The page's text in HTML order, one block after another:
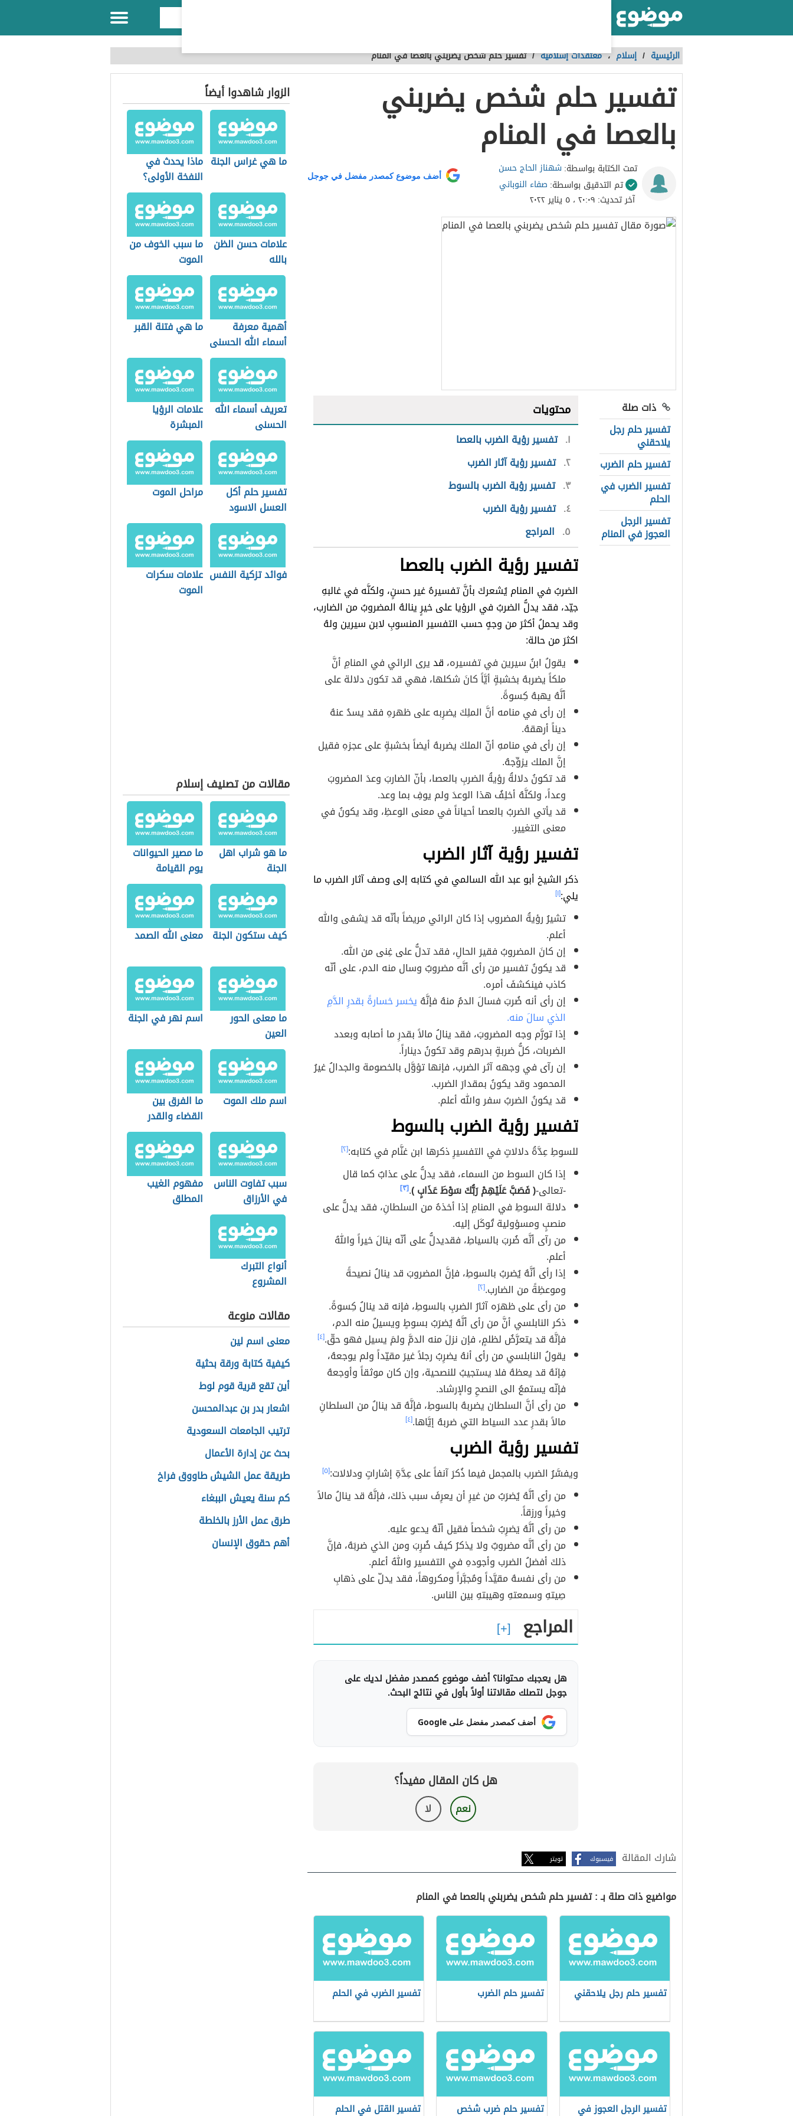
الرئيسية / إسلام ،معتقدات إسلامية /تفسير حلم شخص يضربني بالعصا في المنام
تفسير حلم شخص يضربني
بالعصا في المنام
تمت الكتابة بواسطة:شهناز الحاج حسن
تم التدقيق بواسطة: صفاء النوباني
آخر تحديث: ٢٠:٠٩ ، ٥ يناير ٢٠٢٢
أضف موضوع كمصدر مفضل في جوجل
ذات صلة
تفسير حلم رجل
يلاحقني
تفسير حلم الضرب
تفسير الضرب في
الحلم
تفسير الرجل
العجوز في المنام
محتويات
١ تفسير رؤية الضرب بالعصا
٢ تفسير رؤية آثار الضرب
٣ تفسير رؤية الضرب بالسوط
٤ تفسير رؤية الضرب
٥ المراجع
تفسير رؤية الضرب بالعصا
الضربُ في المنام يُشعركَ بأنَّ تفسيرهُ غير حسنٍ، ولكنَّه في غالبهِ
جيّد، فقد يدلُّ الضربُ في الرؤيا على خيرٍ ينالهُ المضروبُ من الضارب،
وقد يحملُ أكثرَ من وجهٍ حسب التفسير المنسوبِ لابن سيرين ولهُ
اكثرَ من حالة:
يقولُ ابنُ سيرين في تفسيره، قديرى الرائي في المنامِ أنَّ
ملكاً يضربهُ بخشبةٍ أيَّاً كانَ شكلها، فهي قد تكون دلالة على
أنَّهُ يهبهُ كِسوةً.
إن رأى في منامه أنَّ الملِكَ يضرِبه على ظهرهِ فقد يسدُ عنهُ
ديناً أرهقهُ.
إن رأى في منامهِ أنّ الملكَ يضربهُ أيضاً بخشبةٍ على عجزهِ فقيل
إنَّ الملك يزوِّجهُ.
قد تكونُ دلالةُ رؤيةُ الضربِ بالعصا، بأنّ الضاربَ وعدَ المضروبَ
وعداً، ولكنَّهُ أخلِفُ هذا الوعدَ ولم يوفِ بما وعد.
قد يأتي الضربُ بالعصا أحياناً في معنى الوعظِ، وقد يكونُ في
معنى التغيير.
تفسير رؤية آثار الضرب
ذكر الشيخ أبو عبد الله السالمي في كتابه إلى وصف آثار الضرب ما
يلي:[١]
تشيرُ رؤيةُ المضروب إذا كان الرائي مريضاً بأنّه قد يَشفى والله
أعلم.
إن كانَ المضروبُ فقيرَ الحالِ، فقد تدلُّ على غِنى من الله.
قد يكونُ تفسير من رأى أنَّه مضروبٌ وسال منه الدم، على أنّه
كاذب فينكشفَ أمره.
إن رأى أنه ضُربَ فسالَ الدمُ منهُ فإنَّهُ يخسر خسارةً بقدرِ الدَّمِ
الذي سالَ منه.
إذا تورَّم وجه المضروبَ، فقد ينالُ مالاً بقدرِ ما أصابه وبعدد
الضربات، كلُّ ضربةٍ بدرهم وقد تكونُ ديناراً.
إن رآى في وجهه آثر الضرب، فإنها تؤوَّل بالخصومة والجدالُ غيرُ
المحمود وقد يكونُ بمقدارَ الضرب.
قد يكونُ الضربُ سفر والله أعلم.
تفسير رؤية الضرب بالسوط
للسوطِ عِدَّةُ دلالاتٍ في التفسيرِ ذكرها ابن غنَّام في كتابه:[٢]
إذا كان السوط من السماء، فقد يدلُّ على عذابٌ كما قال
-تعالى-( فَصَبَّ عَلَيْهِمْ رَبُّكَ سَوْطَ عَذَابٍ ).[٣]
دلالة السوطِ في المنامِ إذا أخذهُ من السلطانِ، فقد يدلُّ على
منصبٍ ومسؤولية تُوكَل إليه.
من رآى أنَّه ضُربَ بالسياطِ، فقديدلُّ على أنّه ينالَ خيراً واللهُ
أعلم.
إذا رأى أنَّهُ يُضربُ بالسوطِ، فإنَّ المضروبَ قد ينالُ نصيحةً
وموعظِةً من الضارب.[٢]
من رأى على ظهرَه آثارُ الضربِ بالسوطِ، فإنه قد ينالُ كِسوةً.
ذكر النابلسي أنَّ من رأى أنَّهُ يُضرَبُ بسوطٍ ويسيلُ منه الدم،
فإنَّهُ قد يتعرَّضُ لظلمٍ، فإن نزلَ منه الدمَّ ولمَ يسيل فهو حقّ.[٤]
يقولُ النابلسي من رأى أنهُ يضرِبُ رجلاً غيرَ مقيّداً ولم يوجعهُ،
فِإنَهُ قد يعظهُ فلا يستجيبُ للنصحية، وإن كان موثقاً وأوجعهُ
فإنّه يستمعُ الى النصحِ والإرشاد.
من رأى أنَّ السلطان يضربهُ بالسوطِ، فإنَّهُ قد ينالُ من السلطانِ
مالاً بقدرِ عدد السياط التي ضربهُ إيَّاها.[٤]
تفسير رؤية الضرب
ويفسَّرُ الضرب بالمجمل فيما ذُكرَ آنفاً على عِدَّةِ إشاراتٍ ودلالات:[٥]
من رأى أنَّهُ يُضرَبُ من غيرِ أن يعرِفَ سبب ذلكَ، فإنَّهُ قد ينالُ مالاً
وخيراً ورزقاً.
من رأى أنَّهُ يَضرِبُ شخصاً فقيل أنّهُ يدعو عليه.
من رأى أنَّه مضروبٌ ولا يذكرُ كيفَ ضُرِبَ ومن الذي ضربَهُ، فإنَّ
ذلكَ أفضلُ الضرب وأجودهِ في التفسير واللهُ أعلم.
من رأى نفسهُ مقيَّداً ومُجبَّراً ومكروهاً، فقد يدلّ على ذهابِ
صِيتهِ وسمعتهِ وهيبتهِ بين الناس.
المراجع
هل يعجبك محتوانا؟ أضف موضوع كمصدر مفضل لديك على
جوجل لتصلك مقالاتنا أولاً بأول في نتائج البحث.
أضف كمصدر مفضل على Google
هل كان المقال مفيداً؟
نعم لا
شارك المقالة فيسبوك تويتر
مواضيع ذات صلة بـ : تفسير حلم شخص يضربني بالعصا في المنام
تفسير حلم رجل يلاحقني تفسير حلم الضرب تفسير الضرب في الحلم
تفسير الرجل العجوز في تفسير حلم ضرب شخص تفسير القتل في الحلم
الزوار شاهدوا أيضاً
ما هي غراس الجنة ماذا يحدث في
النفخة الأولى؟
علامات حسن الظن
بالله
ما سبب الخوف من
الموت
أهمية معرفة
أسماء الله الحسنى
ما هي فتنة القبر
تعريف أسماء الله
الحسنى
علامات الرؤيا
المبشرة
تفسير حلم أكل
العسل الاسود
مراحل الموت
فوائد تزكية النفس علامات سكرات
الموت
مقالات من تصنيف إسلام
ما هو شراب اهل
الجنة
ما مصير الحيوانات
يوم القيامة
كيف ستكون الجنة معنى الله الصمد
ما معنى الحور
العين
اسم نهر في الجنة
اسم ملك الموت
ما الفرق بين
القضاء والقدر
والمكتوب؟
سبب تفاوت الناس
في الأرزاق
مفهوم الغيب
المطلق
أنواع التبرك
المشروع
مقالات منوعة
معنى اسم لين
كيفية كتابة ورقة بحثية
أين تقع قرية قوم لوط
اشعار بدر بن عبدالمحسن
ترتيب الجامعات السعودية
بحث عن إدارة الأعمال
طريقة عمل الشيش طاووق فراخ
كم سنة يعيش الببغاء
طرق عمل الأرز بالخلطة
أهم حقوق الإنسان